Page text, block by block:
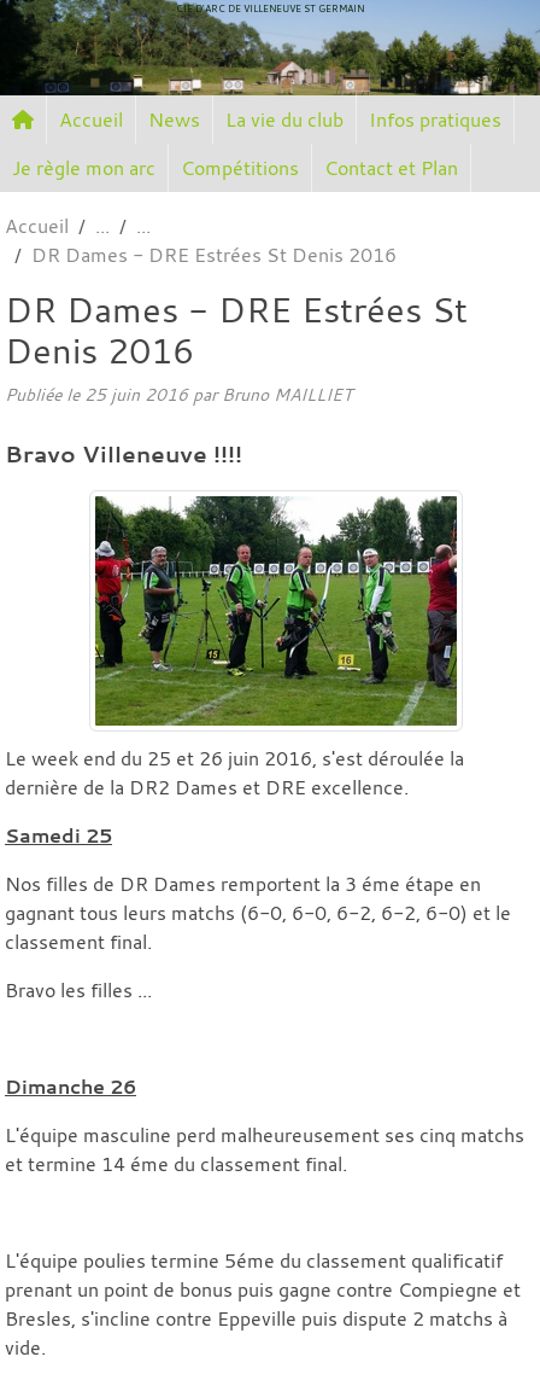
CIE D'ARC DE VILLENEUVE ST GERMAIN
Accueil News La vie du club
Infos pratiques
Je règle mon arc
Compétitions Contact et Plan
Accueil
DR Dames - DRE Estrées St Denis 2016
DR Dames - DRE Estrées St
Denis 2016
Publiée le 25 juin 2016par Bruno MAILLIET
Bravo Villeneuve !!!!
Le week end du 25 et 26 juin 2016, s'est déroulée la
dernière de la DR2 Dames et DRE excellence.
Samedi 25
Nos filles de DR Dames remportent la 3 éme étape en
gagnant tous leurs matchs (6-0, 6-0, 6-2, 6-2, 6-0) et le
classement final.
Bravo les filles ...
Dimanche 26
L'équipe masculine perd malheureusement ses cinq matchs
et termine 14 éme du classement final.
L'équipe poulies termine 5éme du classement qualificatif
prenant un point de bonus puis gagne contre Compiegne et
Bresles, s'incline contre Eppeville puis dispute 2 matchs à
vide.
Panneau de gestion des cookies